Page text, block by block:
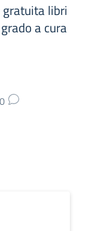
libri
a cura
0